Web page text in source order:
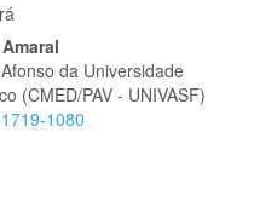
da Universidade
(CMED/PAV - UNIVASF)
1080